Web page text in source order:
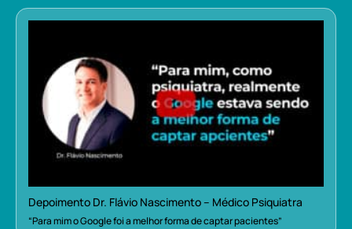
Depoimento Dr. Flávio Nascimento – Médico Psiquiatra
“Para mim o Google foi a melhor forma de captar pacientes”